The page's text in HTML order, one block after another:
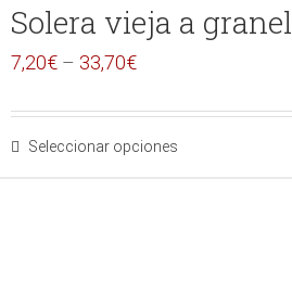
Solera vieja a granel
7,20€ – 33,70€
Seleccionar opciones